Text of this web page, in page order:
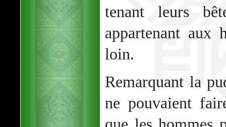
tenant leurs
appartenant aux
loin.
Remarquant la
ne pouvaient